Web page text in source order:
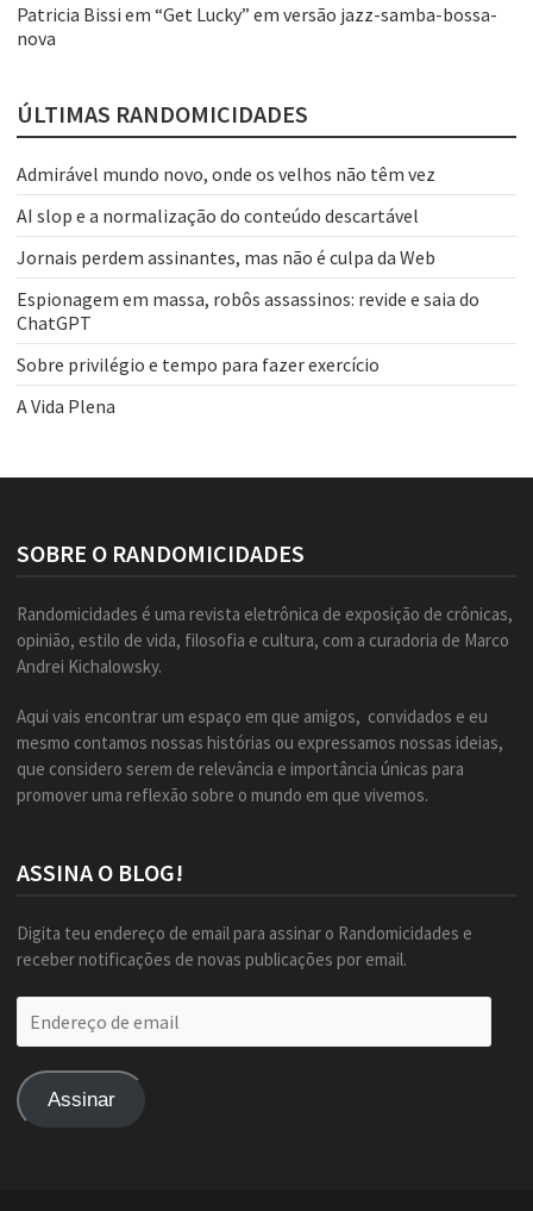
Patricia Bissi em “Get Lucky” em versão jazz-samba-bossa-
nova
ÚLTIMAS RANDOMICIDADES
Admirável mundo novo, onde os velhos não têm vez
AI slop e a normalização do conteúdo descartável
Jornais perdem assinantes, mas não é culpa da Web
Espionagem em massa, robôs assassinos: revide e saia do
ChatGPT
Sobre privilégio e tempo para fazer exercício
A Vida Plena
SOBRE O RANDOMICIDADES
Randomicidades é uma revista eletrônica de exposição de crônicas,
opinião, estilo de vida, filosofia e cultura, com a curadoria de Marco
Andrei Kichalowsky.
Aqui vais encontrar um espaço em que amigos, convidados e eu
mesmo contamos nossas histórias ou expressamos nossas ideias,
que considero serem de relevância e importância únicas para
promover uma reflexão sobre o mundo em que vivemos.
ASSINA O BLOG!
Digita teu endereço de email para assinar o Randomicidades e
receber notificações de novas publicações por email.
de
Assinar